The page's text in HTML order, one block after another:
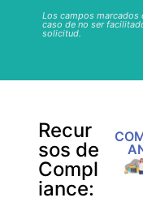
Los campos
caso de no ser
solicitud.
Recur
sos de
Compl
iance: